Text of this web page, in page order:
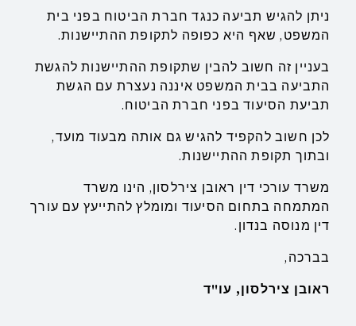
ניתן להגיש תביעה כנגד חברת הביטוח בפני בית
המשפט, שאף היא כפופה לתקופת ההתיישנות.
בעניין זה חשוב להבין שתקופת ההתיישנות להגשת
התביעה בבית המשפט איננה נעצרת עם הגשת
תביעת הסיעוד בפני חברת הביטוח.
לכן חשוב להקפיד להגיש גם אותה מבעוד מועד,
ובתוך תקופת ההתיישנות.
משרד עורכי דין ראובן צירלסון, הינו משרד
המתמחה בתחום הסיעוד ומומלץ להתייעץ עם עורך
דין מנוסה בנדון.
בברכה,
ראובן צירלסון, עו"ד